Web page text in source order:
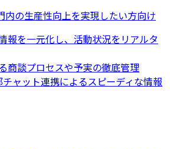
内の生産性向上を実現したい方向け
報を一元化し、活動状況をリアルタ
商談プロセスや予実の徹底管理
ャット連携によるスピーディな情報